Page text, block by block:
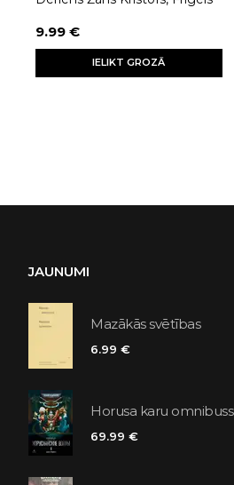
9.99 €
IELIKT GROZĀ
JAUNUMI
Mazākās svētības
6.99 €
Horusa karu omnibuss
69.99 €